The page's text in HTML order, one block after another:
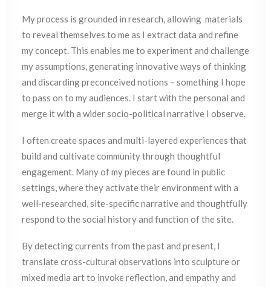
My process is grounded in research, allowing materials
to reveal themselves to me as I extract data and refine
my concept. This enables me to experiment and challenge
my assumptions, generating innovative ways of thinking
and discarding preconceived notions – something I hope
to pass on to my audiences. I start with the personal and
merge it with a wider socio-political narrative I observe.
I often create spaces and multi-layered experiences that
build and cultivate community through thoughtful
engagement. Many of my pieces are found in public
settings, where they activate their environment with a
well-researched, site-specific narrative and thoughtfully
respond to the social history and function of the site.
By detecting currents from the past and present, I
translate cross-cultural observations into sculpture or
mixed media art to invoke reflection, and empathy and